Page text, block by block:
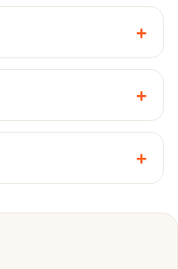
+
+
+